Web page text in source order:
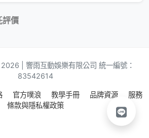
評價
| 響雨互動娛樂有限公司 統一編號：
83542614
官方噗浪 教學手冊 品牌資源
服務
條款與隱私權政策